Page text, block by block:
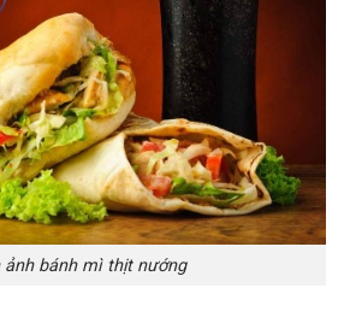
ảnh bánh mì thịt nướng